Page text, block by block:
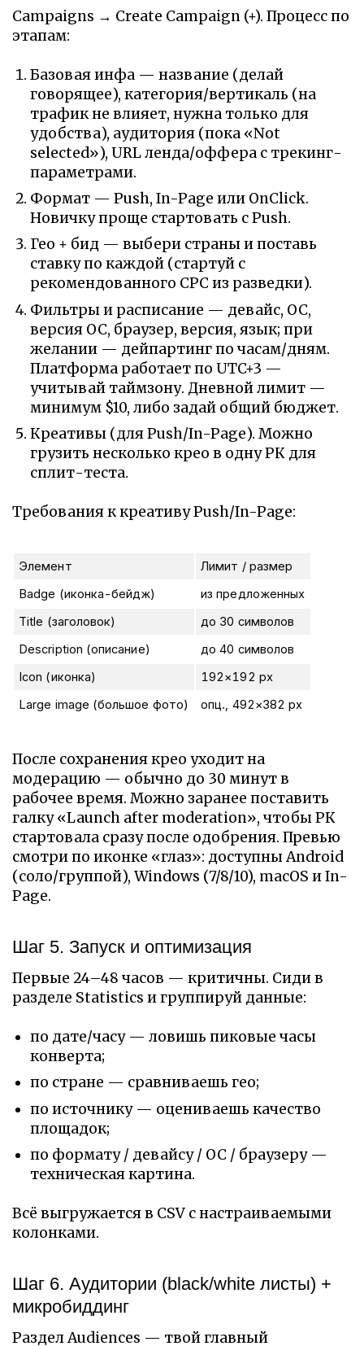
Campaigns → Create Campaign (+). Процесс по
этапам:
Базовая инфа — название (делай
говорящее), категория/вертикаль (на
трафик не влияет, нужна только для
удобства), аудитория (пока «Not
selected»), URL ленда/оффера с трекинг-
параметрами.
Формат — Push, In-Page или OnClick.
Новичку проще стартовать с Push.
Гео + бид — выбери страны и поставь
ставку по каждой (стартуй с
рекомендованного CPC из разведки).
Фильтры и расписание — девайс, ОС,
версия ОС, браузер, версия, язык; при
желании — дейпартинг по часам/дням.
Платформа работает по UTC+3 —
учитывай таймзону. Дневной лимит —
минимум $10, либо задай общий бюджет.
Креативы (для Push/In-Page). Можно
грузить несколько крео в одну РК для
сплит-теста.
Требования к креативу Push/In-Page:
Элемент
Лимит / размер
Badge (иконка-бейдж)
из предложенных
Title (заголовок)
до 30 символов
Description (описание)
до 40 символов
Icon (иконка)
192×192 px
Large image (большое фото)
опц., 492×382 px
После сохранения крео уходит на
модерацию — обычно до 30 минут в
рабочее время. Можно заранее поставить
галку «Launch after moderation», чтобы РК
стартовала сразу после одобрения. Превью
смотри по иконке «глаз»: доступны Android
(соло/группой), Windows (7/8/10), macOS и In-
Page.
Шаг 5. Запуск и оптимизация
Первые 24–48 часов — критичны. Сиди в
разделе Statistics и группируй данные:
по дате/часу — ловишь пиковые часы
конверта;
по стране — сравниваешь гео;
по источнику — оцениваешь качество
площадок;
по формату / девайсу / ОС / браузеру —
техническая картина.
Всё выгружается в CSV с настраиваемыми
колонками.
Шаг 6. Аудитории (black/white листы) +
микробиддинг
Раздел Audiences — твой главный